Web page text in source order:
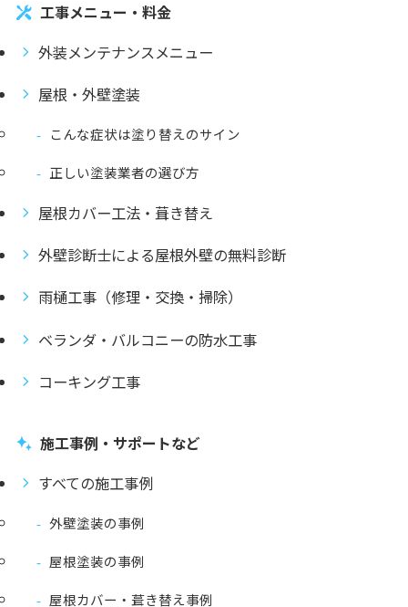
工事メニュー・料金
外装メンテナンスメニュー
屋根・外壁塗装
こんな症状は塗り替えのサイン
正しい塗装業者の選び方
屋根カバー工法・葺き替え
外壁診断士による屋根外壁の無料診断
雨樋工事（修理・交換・掃除）
ベランダ・バルコニーの防水工事
コーキング工事
施工事例・サポートなど
すべての施工事例
外壁塗装の事例
屋根塗装の事例
屋根カバー・葺き替え事例